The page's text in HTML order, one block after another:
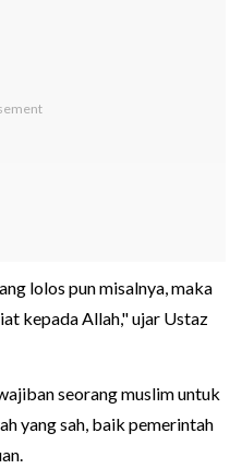
lolos pun misalnya, maka
kepada Allah," ujar Ustaz
seorang muslim untuk
yang sah, baik pemerintah